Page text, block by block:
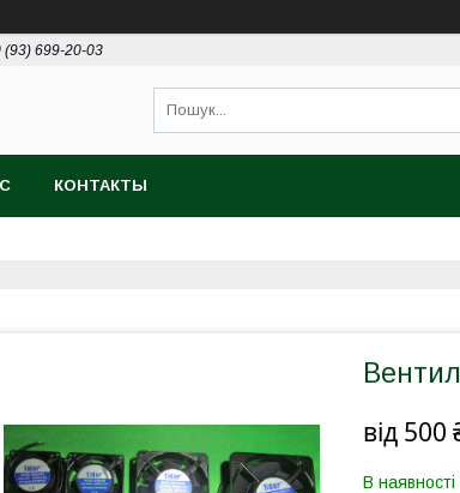
(93) 699-20-03
КОНТАКТЫ
від 500
В